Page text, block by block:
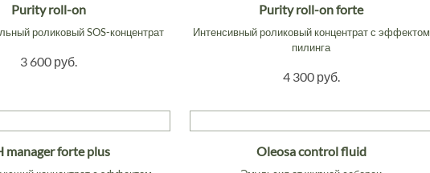
Purity roll-on
роликовый SOS-концентрат
3 600 руб.
Purity roll-on forte
Интенсивный роликовый концентрат с эффектом
пилинга
4 300 руб.
manager forte plus Oleosa control fluid